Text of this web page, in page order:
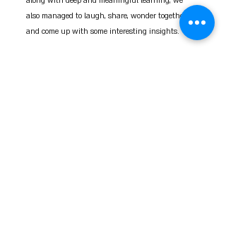
also managed to laugh, share, wonder together,
and come up with some interesting insights.